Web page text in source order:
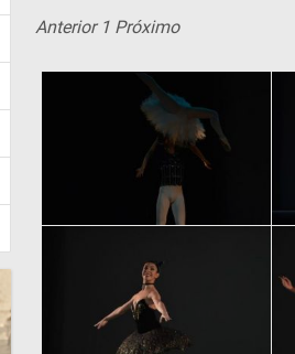
Anterior 1 Próximo